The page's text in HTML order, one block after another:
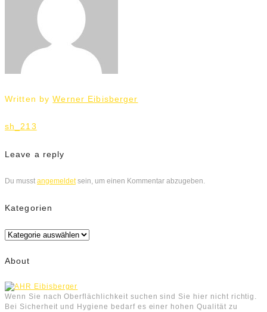
Written byWerner Eibisberger
Beitrags-
Navigation
sh_213
Leave a reply
Du musst angemeldetsein, um einen Kommentar abzugeben.
Kategorien
Kategorien
About
Wenn Sie nach Oberflächlichkeit suchen sind Sie hier nicht richtig.
Bei Sicherheit und Hygiene bedarf es einer hohen Qualität zu